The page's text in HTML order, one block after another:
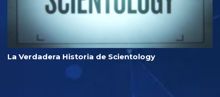
La Verdadera Historia de Scientology